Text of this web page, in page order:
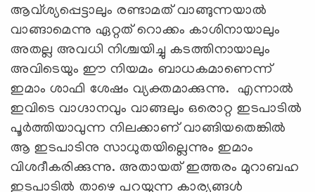
ആവ്ശ്യപ്പെട്ടാലും രണ്ടാമത് വാങ്ങുന്നയാല്‍
വാങ്ങാമെന്നു ഏറ്റത് റൊക്കം കാശിനായാലും
അതല്ല അവധി നിശ്ചയിച്ചു കടത്തിനായാലും
അവിടെയും ഈ നിയമം ബാധകമാണെന്ന്
ഇമാം ശാഫി ശേഷം വ്യക്തമാക്കുന്നു. എന്നാല്‍
ഇവിടെ വാഗ്ദാനവും വാങ്ങലും ഒരൊറ്റ ഇടപാടില്‍
പൂര്‍ത്തിയാവുന്ന നിലക്കാണ് വാങ്ങിയതെങ്കില്‍
ആ ഇടപാടിനു സാധുതയില്ലെന്നും ഇമാം
വിശദീകരിക്കുന്നു. അതായത് ഇത്തരം മുറാബഹ
ഇടപാടില്‍ താഴെ പറയുന്ന കാര്യങ്ങള്‍